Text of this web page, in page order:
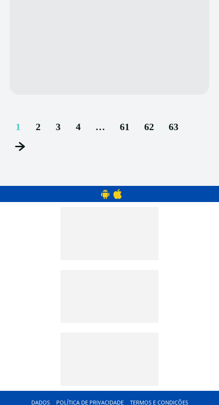
1 2 3 4 … 61 62 63
DADOS POLÍTICA DE PRIVACIDADE TERMOS E CONDIÇÕES